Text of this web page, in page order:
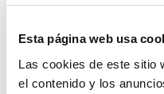
Esta página web usa
Las cookies de este sitio
el contenido y los
Capacidad
Se valorará buen
oficiales de Microsoft.